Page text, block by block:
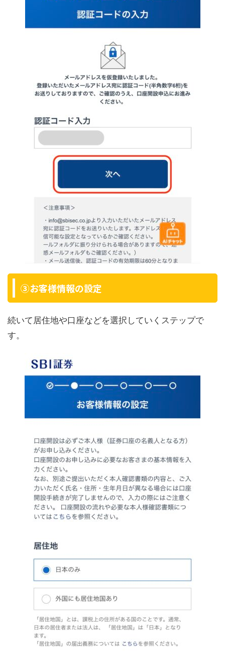
③お客様情報の設定
続いて居住地や口座などを選択していくステップで
す。